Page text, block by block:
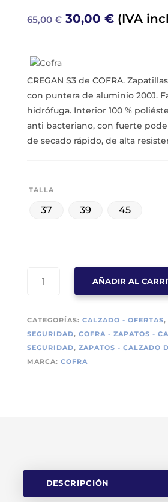
65,00€ El
65,00 €.
30,00 €El
30,00 €.
(IVA
CREGAN S3 de COFRA.
con puntera de aluminio 200J.
hidrófuga. Interior 100 %
anti bacteriano, con fuerte
de secado rápido, de alta
TALLA
37 39 45
AÑADIR AL
CATEGORÍAS: CALZADO - OFERTAS,
SEGURIDAD, COFRA - ZAPATOS -
SEGURIDAD, ZAPATOS - CALZADO
MARCA: COFRA
DESCRIPCIÓN